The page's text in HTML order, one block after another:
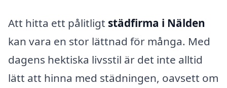
Att hitta ett pålitligt städfirma i Nälden
kan vara en stor lättnad för många. Med
dagens hektiska livsstil är det inte alltid
lätt att hinna med städningen, oavsett om